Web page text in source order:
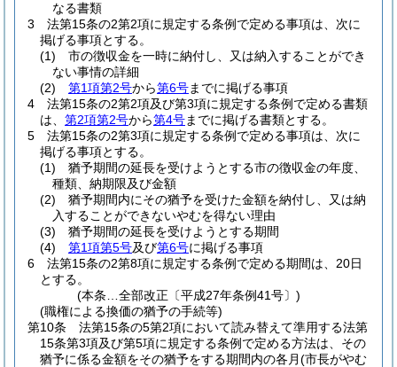
なる書類
3
法第15条の2第2項に規定する条例で定める事項は、次に
掲げる事項とする。
(1)
市の徴収金を一時に納付し、又は納入することができ
ない事情の詳細
(2)
第1項第2号から第6号までに掲げる事項
4
法第15条の2第2項及び第3項に規定する条例で定める書類
は、 第2項第2号から第4号までに掲げる書類とする。
5
法第15条の2第3項に規定する条例で定める事項は、次に
掲げる事項とする。
(1)
猶予期間の延長を受けようとする市の徴収金の年度、
種類、納期限及び金額
(2)
猶予期間内にその猶予を受けた金額を納付し、又は納
入することができないやむを得ない理由
(3)
猶予期間の延長を受けようとする期間
(4)
第1項第5号及び第6号に掲げる事項
6
法第15条の2第8項に規定する条例で定める期間は、20日
とする。
(本条…全部改正〔平成27年条例41号〕)
(職権による換価の猶予の手続等)
第10条
法第15条の5第2項において読み替えて準用する法第
15条第3項及び第5項に規定する条例で定める方法は、その
猶予に係る金額をその猶予をする期間内の各月(市長がやむ